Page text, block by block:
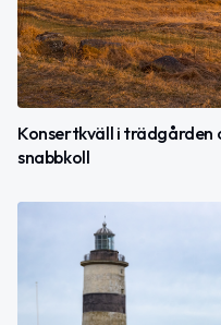
Konsertkväll i trädgården
snabbkoll